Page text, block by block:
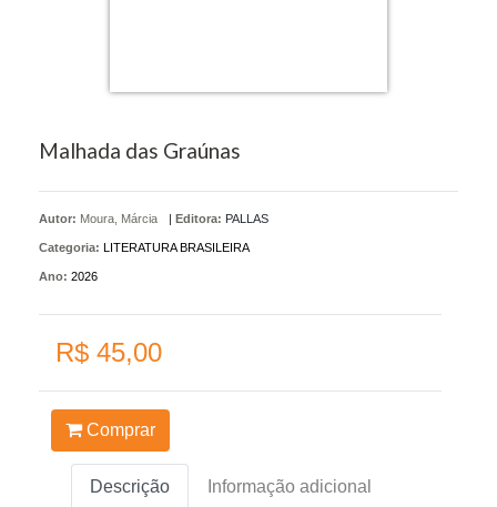
Malhada das Graúnas
Autor: Moura, Márcia | Editora: PALLAS
Categoria: LITERATURA BRASILEIRA
Ano: 2026
R$ 45,00
Comprar
Descrição Informação adicional